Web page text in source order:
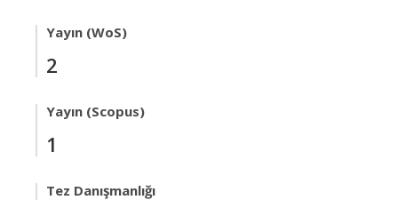
Yayın (WoS)
2
Yayın (Scopus)
1
Tez Danışmanlığı